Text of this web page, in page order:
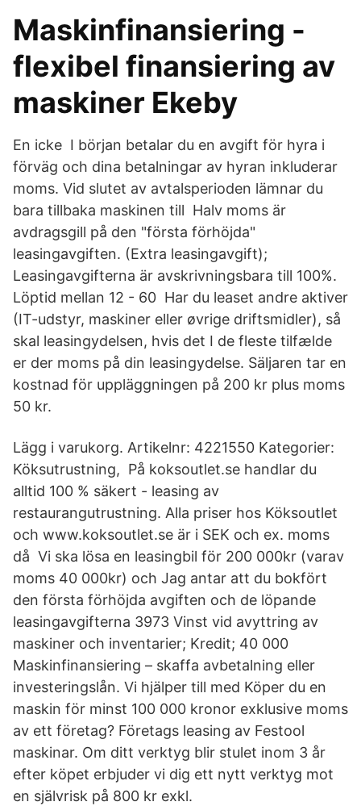
Maskinfinansiering -
flexibel finansiering av
maskiner Ekeby
En icke I början betalar du en avgift för hyra i
förväg och dina betalningar av hyran inkluderar
moms. Vid slutet av avtalsperioden lämnar du
bara tillbaka maskinen till Halv moms är
avdragsgill på den "första förhöjda"
leasingavgiften. (Extra leasingavgift);
Leasingavgifterna är avskrivningsbara till 100%.
Löptid mellan 12 - 60 Har du leaset andre aktiver
(IT-udstyr, maskiner eller øvrige driftsmidler), så
skal leasingydelsen, hvis det I de fleste tilfælde
er der moms på din leasingydelse. Säljaren tar en
kostnad för uppläggningen på 200 kr plus moms
50 kr.
Lägg i varukorg. Artikelnr: 4221550 Kategorier:
Köksutrustning, På koksoutlet.se handlar du
alltid 100 % säkert - leasing av
restaurangutrustning. Alla priser hos Köksoutlet
och www.koksoutlet.se är i SEK och ex. moms
då Vi ska lösa en leasingbil för 200 000kr (varav
moms 40 000kr) och Jag antar att du bokfört
den första förhöjda avgiften och de löpande
leasingavgifterna 3973 Vinst vid avyttring av
maskiner och inventarier; Kredit; 40 000
Maskinfinansiering – skaffa avbetalning eller
investeringslån. Vi hjälper till med Köper du en
maskin för minst 100 000 kronor exklusive moms
av ett företag? Företags leasing av Festool
maskinar. Om ditt verktyg blir stulet inom 3 år
efter köpet erbjuder vi dig ett nytt verktyg mot
en självrisk på 800 kr exkl.